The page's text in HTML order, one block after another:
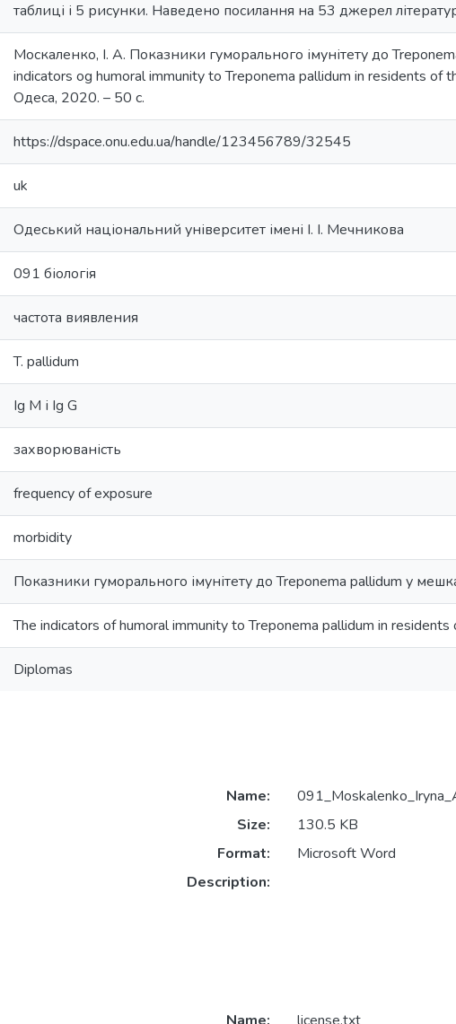
таблиці і 5 рисунки. Наведено посилання на 53 джерел
Москаленко, І. А. Показники гуморального імунітету до
indicators og humoral immunity to Treponema pallidum in residents of
Одеса, 2020. – 50 с.
https://dspace.onu.edu.ua/handle/123456789/32545
uk
Одеський національний університет імені І. І. Мечникова
091 біологія
частота виявления
T. pallidum
Ig M і Ig G
захворюваність
frequency of exposure
morbidity
Показники гуморального імунітету до Treponema pallidum у
The indicators of humoral immunity to Treponema pallidum in
Diplomas
Name:
Size:
130.5 KB
Format:
Microsoft Word
Description: